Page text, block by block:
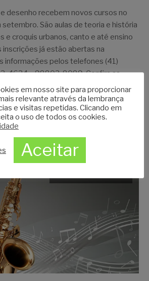
desenho recebem novos cursos no
setembro. São aulas de teoria e história
e croquis urbanos, canto e até ensino
já estão abertas na
informações pelos telefones (41)
4634 – 98803-8089. Confira as
em nosso site para proporcionar
relevante através da lembrança
e visitas repetidas. Clicando em
o uso de todos os cookies.
Aceitar